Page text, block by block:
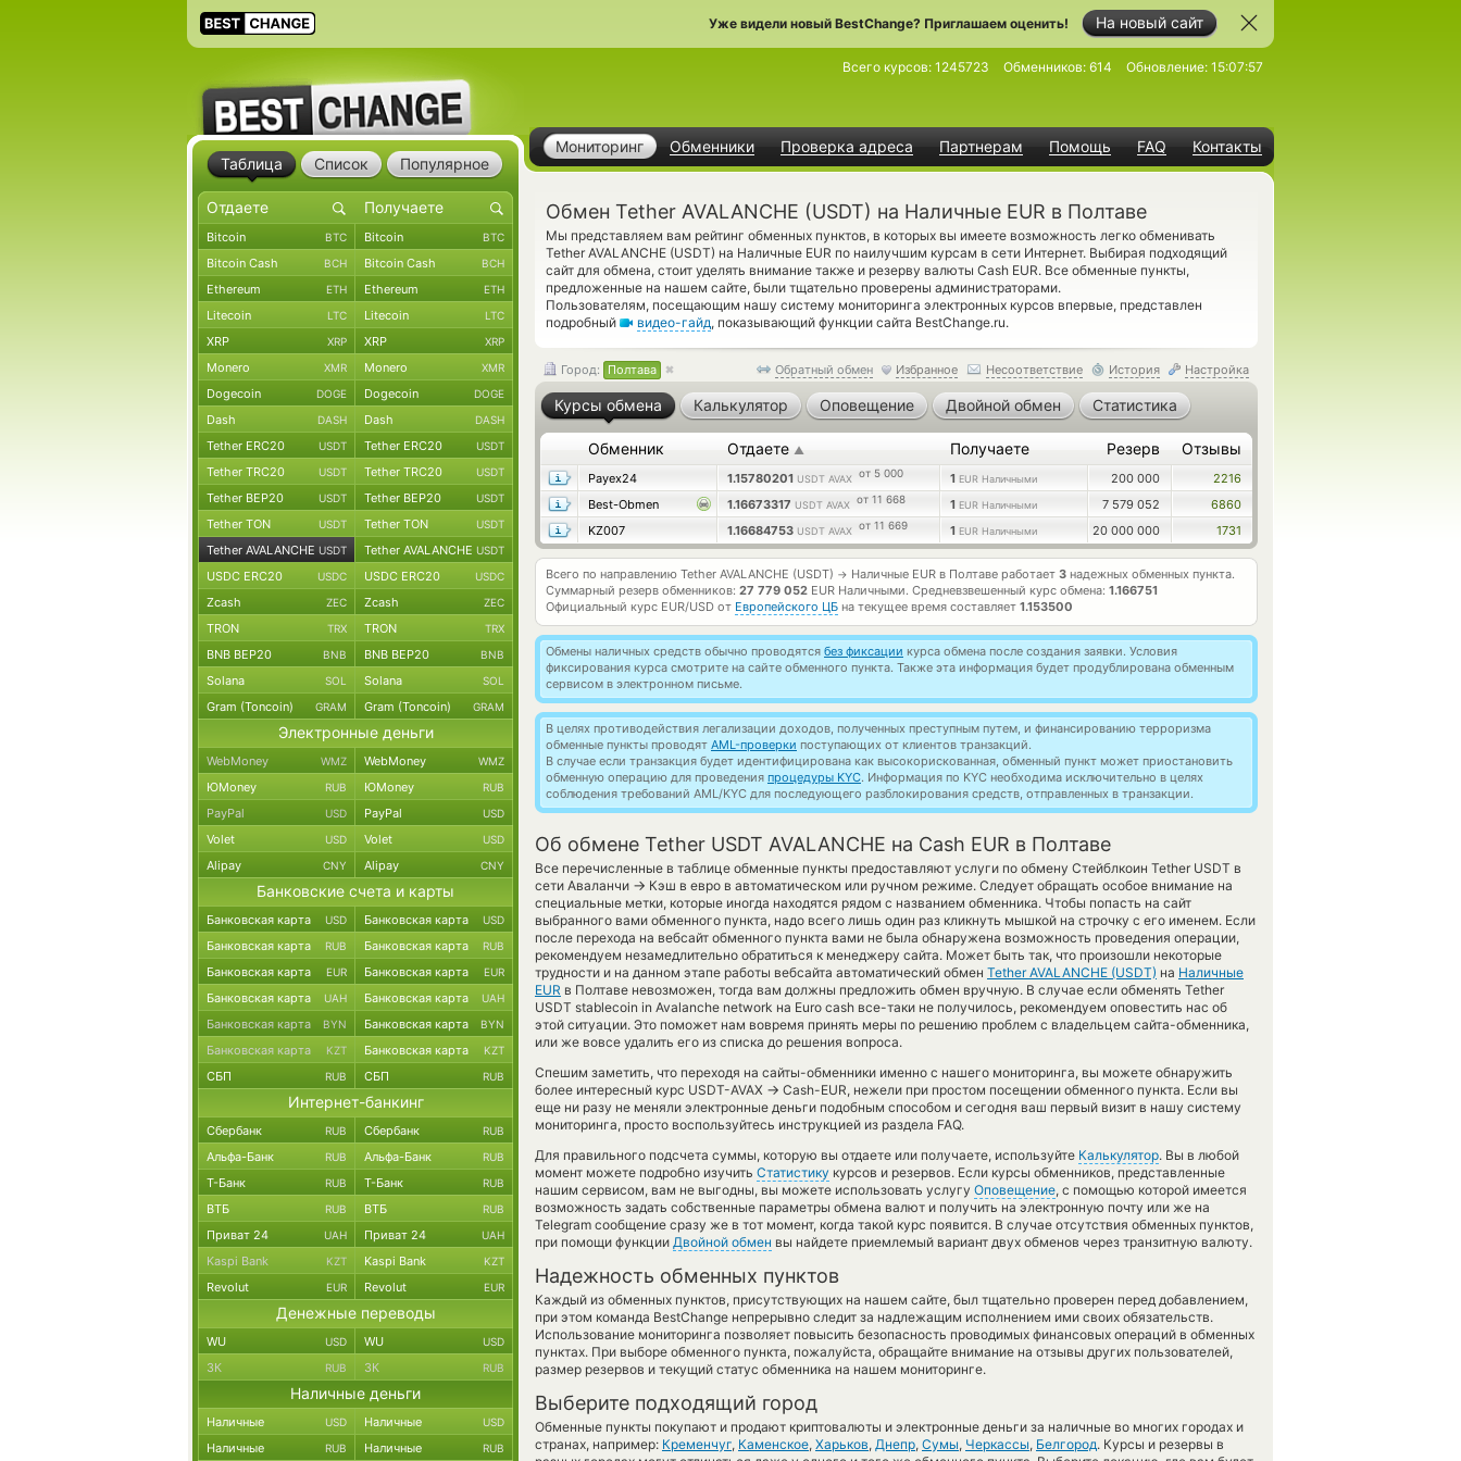
На новый сайт
Уже видели новый BestChange? Приглашаем оценить!
Мониторинг Обменники Проверка адреса Партнерам Помощь FAQ Контакты
Всего курсов: 1245723 Обменников: 614 Обновление: 15:07:57
Обмен Tether AVALANCHE (USDT) на Наличные EUR в Полтаве
Мы представляем вам рейтинг обменных пунктов, в которых вы имеете возможность легко обменивать
Tether AVALANCHE (USDT) на Наличные EUR по наилучшим курсам в сети Интернет. Выбирая подходящий
сайт для обмена, стоит уделять внимание также и резерву валюты Cash EUR. Все обменные пункты,
предложенные на нашем сайте, были тщательно проверены администраторами.
Пользователям, посещающим нашу систему мониторинга электронных курсов впервые, представлен
подробный
видео-гайд, показывающий функции сайта BestChange.ru.
Обратный обмен Избранное Несоответствие История Настройка
Город: Полтава
Курсы обмена Калькулятор Оповещение Двойной обмен Статистика
Обменник Отдаете ▲ Получаете Резерв Отзывы
Payex24 1.15780201 USDT AVAX от 5 000 1 EUR Наличными 200 000
2216
Best-Obmen
1.16673317 USDT AVAX от 11 668 1 EUR Наличными 7 579 052
6860
KZ007
1.16684753 USDT AVAX от 11 669 1 EUR Наличными 20 000 000 1731
Всего по направлению Tether AVALANCHE (USDT) → Наличные EUR в Полтаве работает 3 надежных обменных пункта.
Суммарный резерв обменников: 27 779 052 EUR Наличными. Средневзвешенный курс обмена: 1.166751
Официальный курс EUR/USD от Европейского ЦБ на текущее время составляет 1.153500
Обмены наличных средств обычно проводятся без фиксации курса обмена после создания заявки. Условия
фиксирования курса смотрите на сайте обменного пункта. Также эта информация будет продублирована обменным
сервисом в электронном письме.
В целях противодействия легализации доходов, полученных преступным путем, и финансированию терроризма
обменные пункты проводят AML-проверки поступающих от клиентов транзакций.
В случае если транзакция будет идентифицирована как высокорискованная, обменный пункт может приостановить
обменную операцию для проведения процедуры KYC. Информация по KYC необходима исключительно в целях
соблюдения требований AML/KYC для последующего разблокирования средств, отправленных в транзакции.
Об обмене Tether USDT AVALANCHE на Cash EUR в Полтаве
Все перечисленные в таблице обменные пункты предоставляют услуги по обмену Стейблкоин Tether USDT в
сети Аваланчи → Кэш в евро в автоматическом или ручном режиме. Следует обращать особое внимание на
специальные метки, которые иногда находятся рядом с названием обменника. Чтобы попасть на сайт
выбранного вами обменного пункта, надо всего лишь один раз кликнуть мышкой на строчку с его именем. Если
после перехода на вебсайт обменного пункта вами не была обнаружена возможность проведения операции,
рекомендуем незамедлительно обратиться к менеджеру сайта. Может быть так, что произошли некоторые
трудности и на данном этапе работы вебсайта автоматический обмен Tether AVALANCHE (USDT) на Наличные
EUR в Полтаве невозможен, тогда вам должны предложить обмен вручную. В случае если обменять Tether
USDT stablecoin in Avalanche network на Euro cash все-таки не получилось, рекомендуем оповестить нас об
этой ситуации. Это поможет нам вовремя принять меры по решению проблем с владельцем сайта-обменника,
или же вовсе удалить его из списка до решения вопроса.
Спешим заметить, что переходя на сайты-обменники именно с нашего мониторинга, вы можете обнаружить
более интересный курс USDT-AVAX → Cash-EUR, нежели при простом посещении обменного пункта. Если вы
еще ни разу не меняли электронные деньги подобным способом и сегодня ваш первый визит в нашу систему
мониторинга, просто воспользуйтесь инструкцией из раздела FAQ.
Для правильного подсчета суммы, которую вы отдаете или получаете, используйте Калькулятор. Вы в любой
момент можете подробно изучить Статистику курсов и резервов. Если курсы обменников, представленные
нашим сервисом, вам не выгодны, вы можете использовать услугу Оповещение, с помощью которой имеется
возможность задать собственные параметры обмена валют и получить на электронную почту или же на
Telegram сообщение сразу же в тот момент, когда такой курс появится. В случае отсутствия обменных пунктов,
при помощи функции Двойной обмен вы найдете приемлемый вариант двух обменов через транзитную валюту.
Надежность обменных пунктов
Каждый из обменных пунктов, присутствующих на нашем сайте, был тщательно проверен перед добавлением,
при этом команда BestChange непрерывно следит за надлежащим исполнением ими своих обязательств.
Использование мониторинга позволяет повысить безопасность проводимых финансовых операций в обменных
пунктах. При выборе обменного пункта, пожалуйста, обращайте внимание на отзывы других пользователей,
размер резервов и текущий статус обменника на нашем мониторинге.
Выберите подходящий город
Обменные пункты покупают и продают криптовалюты и электронные деньги за наличные во многих городах и
странах, например: Кременчуг, Каменское, Харьков, Днепр, Сумы, Черкассы, Белгород. Курсы и резервы в
Таблица Список Популярное
Bitcoin BTC Bitcoin BTC
Bitcoin Cash BCH Bitcoin Cash BCH
Ethereum ETH Ethereum ETH
Litecoin LTC Litecoin LTC
XRP XRP XRP XRP
Monero XMR Monero XMR
Dogecoin DOGE Dogecoin DOGE
Dash DASH Dash DASH
Tether ERC20 USDT Tether ERC20 USDT
Tether TRC20 USDT Tether TRC20 USDT
Tether BEP20 USDT Tether BEP20 USDT
Tether TON USDT Tether TON USDT
Tether AVALANCHE USDT Tether AVALANCHE USDT
USDC ERC20 USDC USDC ERC20 USDC
Zcash ZEC Zcash ZEC
TRON TRX TRON TRX
BNB BEP20 BNB BNB BEP20 BNB
Solana SOL Solana SOL
Gram (Toncoin) GRAM Gram (Toncoin) GRAM
Электронные деньги
WebMoney WMZ WebMoney WMZ
ЮMoney RUB ЮMoney RUB
PayPal USD PayPal USD
Volet USD Volet USD
Alipay CNY Alipay CNY
Банковские счета и карты
Банковская карта USD Банковская карта USD
Банковская карта RUB Банковская карта RUB
Банковская карта EUR Банковская карта EUR
Банковская карта UAH Банковская карта UAH
Банковская карта BYN Банковская карта BYN
Банковская карта KZT Банковская карта KZT
СБП RUB СБП RUB
Интернет-банкинг
Сбербанк RUB Сбербанк RUB
Альфа-Банк RUB Альфа-Банк RUB
Т-Банк RUB Т-Банк RUB
ВТБ RUB ВТБ RUB
Приват 24 UAH Приват 24 UAH
Kaspi Bank KZT Kaspi Bank KZT
Revolut EUR Revolut EUR
Денежные переводы
WU USD WU USD
ЗК RUB ЗК RUB
Наличные деньги
Наличные USD Наличные USD
Наличные RUB Наличные RUB